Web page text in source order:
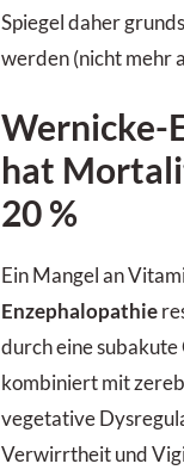
Spiegel daher
werden (nicht mehr
Wernicke-
hat
20 %
Ein Mangel an
Enzephalopathie
durch eine
kombiniert mit
vegetative
Verwirrtheit und